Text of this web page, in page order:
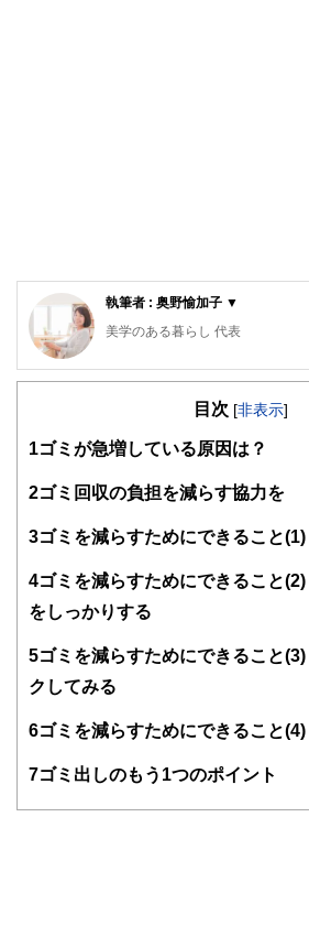
執筆者 : 奥野愉加子 ▼
美学のある暮らし 代表
整理収納アドバイザー認定講師。
学び、英国インターンや建築設計
２年間のドイツ生活を経験。帰国
ら、建築や暮らしに関連するよう
ザーの資格を取得。認定講師とし
定期的に主催している。
＜美学のある暮らし＞
https://www.bigakurashi.jp
目次 [非表示]
1ゴミが急増している原因は？
2ゴミ回収の負担を減らす協力を
3ゴミを減らすためにできること
4ゴミを減らすためにできること
をしっかりする
5ゴミを減らすためにできること
クしてみる
6ゴミを減らすためにできること
7ゴミ出しのもう1つのポイント